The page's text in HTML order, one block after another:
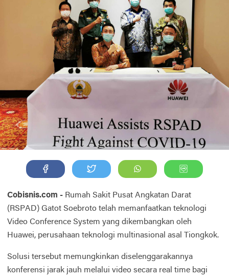
Cobisnis.com - Rumah Sakit Pusat Angkatan Darat
(RSPAD) Gatot Soebroto telah memanfaatkan teknologi
Video Conference System yang dikembangkan oleh
Huawei, perusahaan teknologi multinasional asal Tiongkok.
Solusi tersebut memungkinkan diselenggarakannya
konferensi jarak jauh melalui video secara real time bagi